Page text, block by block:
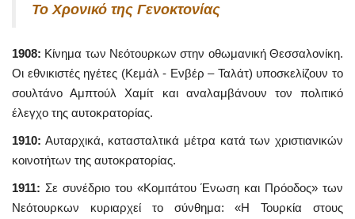
Το Χρονικό της Γενοκτονίας
1908: Κίνημα των Νεότουρκων στην οθωμανική Θεσσαλονίκη.
Οι εθνικιστές ηγέτες (Κεμάλ - Ενβέρ – Ταλάτ) υποσκελίζουν το
σουλτάνο Αμπτούλ Χαμίτ και αναλαμβάνουν τον πολιτικό
έλεγχο της αυτοκρατορίας.
1910: Αυταρχικά, κατασταλτικά μέτρα κατά των χριστιανικών
κοινοτήτων της αυτοκρατορίας.
1911: Σε συνέδριο του «Κομιτάτου Ένωση και Πρόοδος» των
Νεότουρκων κυριαρχεί το σύνθημα: «Η Τουρκία στους